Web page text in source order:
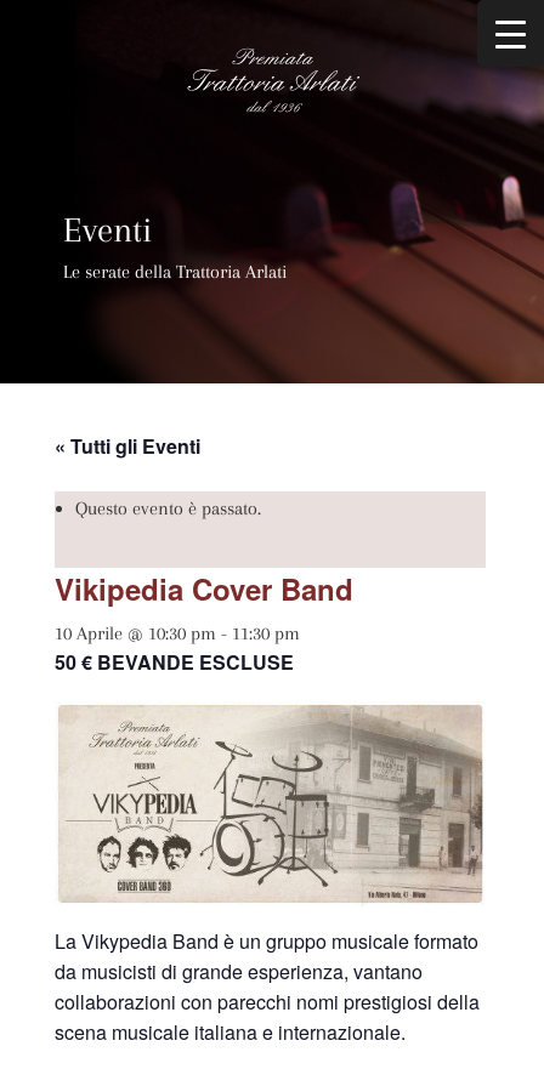
Eventi
Le serate della Trattoria Arlati
« Tutti gli Eventi
Questo evento è passato.
Vikipedia Cover Band
10 Aprile @ 10:30 pm - 11:30 pm
50 € BEVANDE ESCLUSE
La Vikypedia Band è un gruppo musicale formato
da musicisti di grande esperienza, vantano
collaborazioni con parecchi nomi prestigiosi della
scena musicale italiana e internazionale.